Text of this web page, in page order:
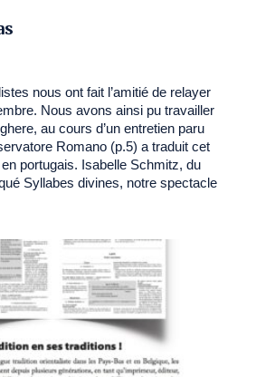
nous ont fait l’amitié de relayer
Nous avons ainsi pu travailler
au cours d’un entretien paru
Romano (p.5) a traduit cet
portugais. Isabelle Schmitz, du
Syllabes divines, notre spectacle